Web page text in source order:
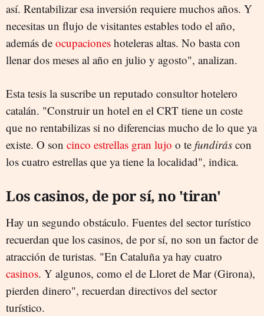
así. Rentabilizar esa inversión requiere muchos años. Y
necesitas un flujo de visitantes estables todo el año,
además de ocupaciones hoteleras altas. No basta con
llenar dos meses al año en julio y agosto", analizan.
Esta tesis la suscribe un reputado consultor hotelero
catalán. "Construir un hotel en el CRT tiene un coste
que no rentabilizas si no diferencias mucho de lo que ya
existe. O son cinco estrellas gran lujo o te fundirás con
los cuatro estrellas que ya tiene la localidad", indica.
Los casinos, de por sí, no 'tiran'
Hay un segundo obstáculo. Fuentes del sector turístico
recuerdan que los casinos, de por sí, no son un factor de
atracción de turistas. "En Cataluña ya hay cuatro
casinos. Y algunos, como el de Lloret de Mar (Girona),
pierden dinero", recuerdan directivos del sector
turístico.